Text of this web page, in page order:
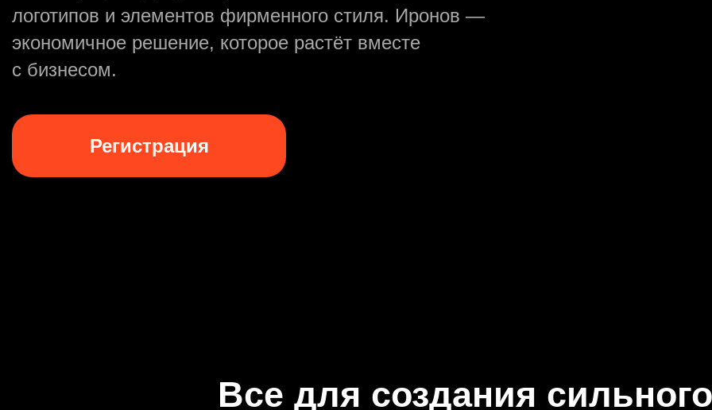
логотипов и элементов фирменного стиля. Иронов —
экономичное решение, которое растёт вместе
с бизнесом.
Регистрация
Все для создания